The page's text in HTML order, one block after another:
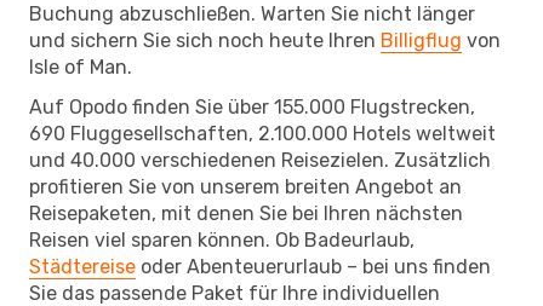
Buchung abzuschließen. Warten Sie nicht länger
und sichern Sie sich noch heute Ihren Billigflug von
Isle of Man.
Auf Opodo finden Sie über 155.000 Flugstrecken,
690 Fluggesellschaften, 2.100.000 Hotels weltweit
und 40.000 verschiedenen Reisezielen. Zusätzlich
profitieren Sie von unserem breiten Angebot an
Reisepaketen, mit denen Sie bei Ihren nächsten
Reisen viel sparen können. Ob Badeurlaub,
Städtereise oder Abenteuerurlaub – bei uns finden
Sie das passende Paket für Ihre individuellen